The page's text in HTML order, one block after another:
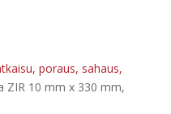
poraus, sahaus,
ZIR 10 mm x 330 mm,